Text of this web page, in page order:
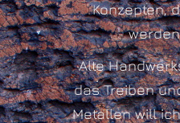
Konzepten,
Alte
das Treiben
Metallen will